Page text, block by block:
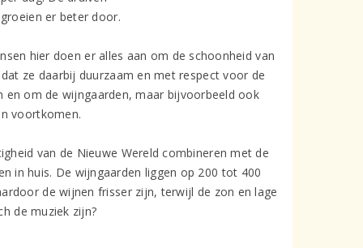
er beter door.
hier doen er alles aan om de schoonheid van
ze daarbij duurzaam en met respect voor de
en om de wijngaarden, maar bijvoorbeeld ook
voortkomen.
van de Nieuwe Wereld combineren met de
in huis. De wijngaarden liggen op 200 tot 400
de wijnen frisser zijn, terwijl de zon en lage
de muziek zijn?